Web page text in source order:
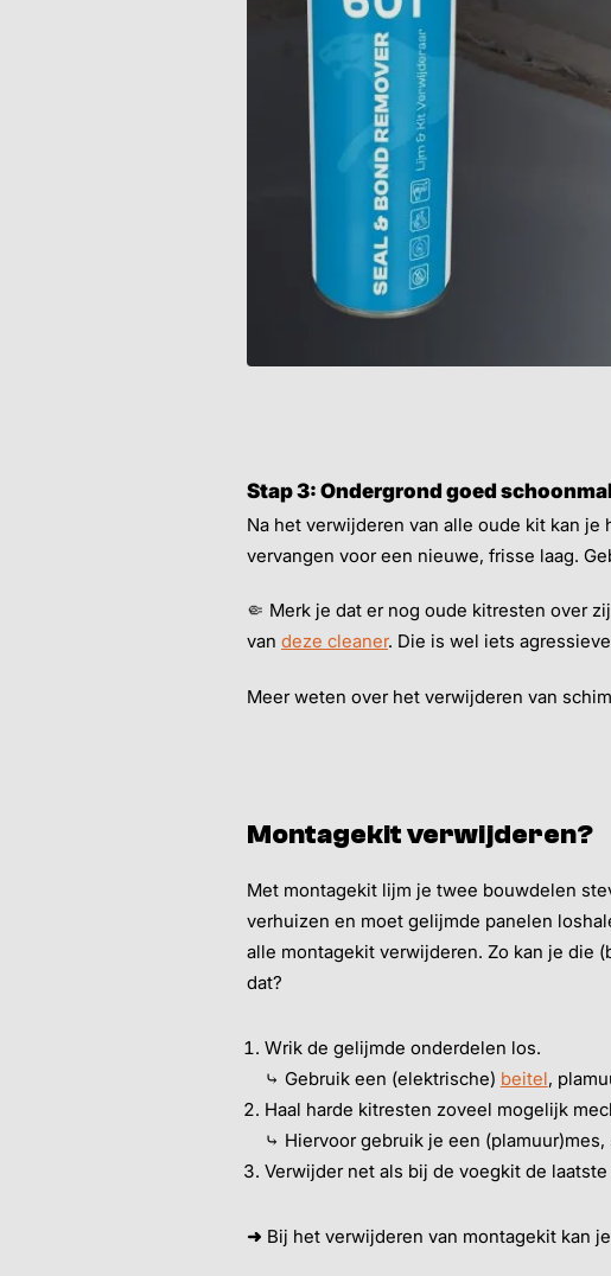
Stap 3: Ondergrond goed
Na het verwijderen van alle oude kit kan
vervangen voor een nieuwe, frisse laag.
🤏 Merk je dat er nog oude kitresten over
van deze cleaner. Die is wel iets
Meer weten over het verwijderen van
Montagekit verwijderen?
Met montagekit lijm je twee bouwdelen
verhuizen en moet gelijmde panelen
alle montagekit verwijderen. Zo kan je die
dat?
Wrik de gelijmde onderdelen los.
⤷ Gebruik een (elektrische) beitel,
Haal harde kitresten zoveel mogelijk
⤷ Hiervoor gebruik je een
Verwijder net als bij de voegkit de
➜ Bij het verwijderen van montagekit kan